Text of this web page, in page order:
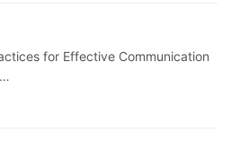
for Effective Communication